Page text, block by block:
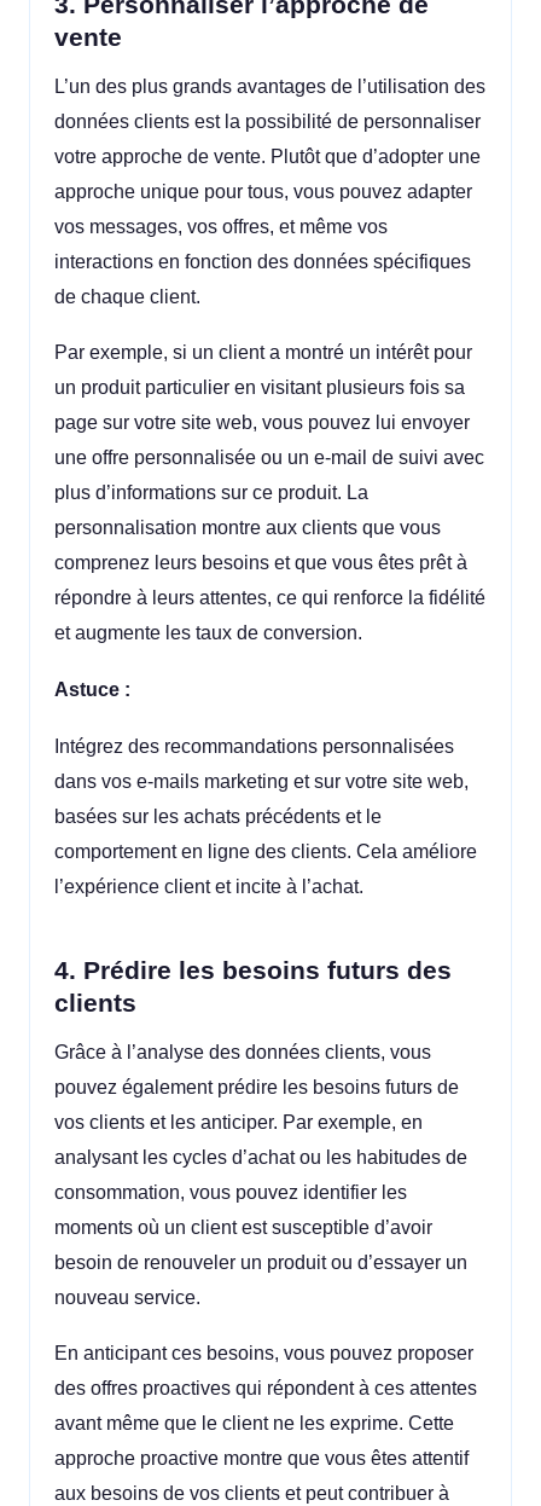
vente
L’un des plus grands avantages de l’utilisation des
données clients est la possibilité de personnaliser
votre approche de vente. Plutôt que d’adopter une
approche unique pour tous, vous pouvez adapter
vos messages, vos offres, et même vos
interactions en fonction des données spécifiques
de chaque client.
Par exemple, si un client a montré un intérêt pour
un produit particulier en visitant plusieurs fois sa
page sur votre site web, vous pouvez lui envoyer
une offre personnalisée ou un e-mail de suivi avec
plus d’informations sur ce produit. La
personnalisation montre aux clients que vous
comprenez leurs besoins et que vous êtes prêt à
répondre à leurs attentes, ce qui renforce la fidélité
et augmente les taux de conversion.
Astuce :
Intégrez des recommandations personnalisées
dans vos e-mails marketing et sur votre site web,
basées sur les achats précédents et le
comportement en ligne des clients. Cela améliore
l’expérience client et incite à l’achat.
4. Prédire les besoins futurs des
clients
Grâce à l’analyse des données clients, vous
pouvez également prédire les besoins futurs de
vos clients et les anticiper. Par exemple, en
analysant les cycles d’achat ou les habitudes de
consommation, vous pouvez identifier les
moments où un client est susceptible d’avoir
besoin de renouveler un produit ou d’essayer un
nouveau service.
En anticipant ces besoins, vous pouvez proposer
des offres proactives qui répondent à ces attentes
avant même que le client ne les exprime. Cette
approche proactive montre que vous êtes attentif
aux besoins de vos clients et peut contribuer à